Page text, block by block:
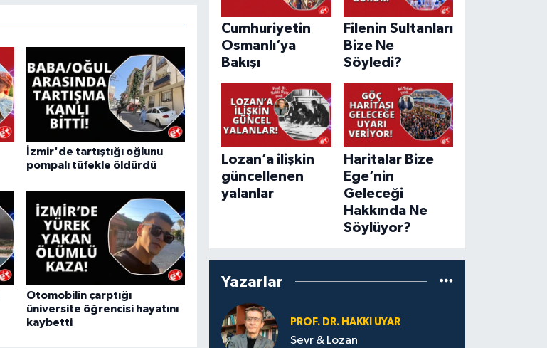
İzmir'de tartıştığı oğlunu
pompalı tüfekle öldürdü
Otomobilin çarptığı
üniversite öğrencisi hayatını
kaybetti
Cumhuriyetin
Osmanlı’ya
Bakışı
Filenin Sultanları
Bize Ne
Söyledi?
Lozan’a ilişkin
güncellenen
yalanlar
Haritalar Bize
Ege’nin
Geleceği
Hakkında Ne
Söylüyor?
Yazarlar
PROF. DR. HAKKI UYAR
Sevr & Lozan